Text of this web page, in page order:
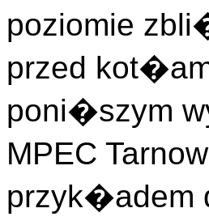
poziomie
przed
poni�szym
MPEC
przyk�adem